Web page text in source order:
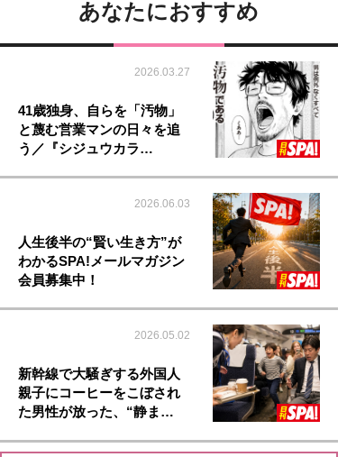
あなたにおすすめ
2026.03.27
41歳独身、自らを「汚物」
と蔑む営業マンの日々を追
う／『シジュウカラ…
2026.06.03
人生後半の“賢い生き方”が
わかるSPA!メールマガジン
会員募集中！
2026.05.02
新幹線で大騒ぎする外国人
親子にコーヒーをこぼされ
た男性が放った、“静ま…